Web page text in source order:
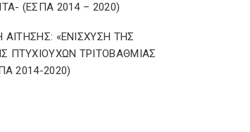
(ΕΣΠΑ 2014 – 2020)
«ΕΝΙΣΧΥΣΗ ΤΗΣ
ΠΤΥΧΙΟΥΧΩΝ ΤΡΙΤΟΒΑΘΜΙΑΣ
2014-2020)